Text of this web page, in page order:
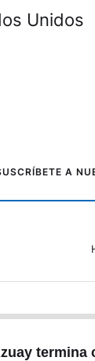
Unidos
A
termina